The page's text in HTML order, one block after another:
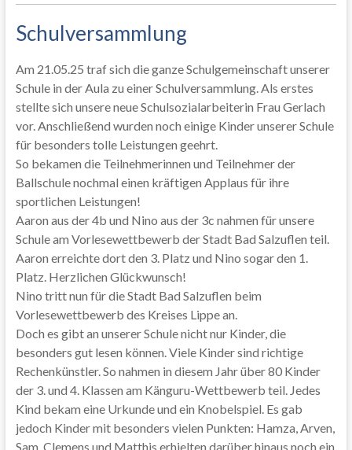
Schulversammlung
Am 21.05.25 traf sich die ganze Schulgemeinschaft unserer
Schule in der Aula zu einer Schulversammlung. Als erstes
stellte sich unsere neue Schulsozialarbeiterin Frau Gerlach
vor. Anschließend wurden noch einige Kinder unserer Schule
für besonders tolle Leistungen geehrt.
So bekamen die Teilnehmerinnen und Teilnehmer der
Ballschule nochmal einen kräftigen Applaus für ihre
sportlichen Leistungen!
Aaron aus der 4b und Nino aus der 3c nahmen für unsere
Schule am Vorlesewettbewerb der Stadt Bad Salzuflen teil.
Aaron erreichte dort den 3. Platz und Nino sogar den 1.
Platz. Herzlichen Glückwunsch!
Nino tritt nun für die Stadt Bad Salzuflen beim
Vorlesewettbewerb des Kreises Lippe an.
Doch es gibt an unserer Schule nicht nur Kinder, die
besonders gut lesen können. Viele Kinder sind richtige
Rechenkünstler. So nahmen in diesem Jahr über 80 Kinder
der 3. und 4. Klassen am Känguru-Wettbewerb teil. Jedes
Kind bekam eine Urkunde und ein Knobelspiel. Es gab
jedoch Kinder mit besonders vielen Punkten: Hamza, Arven,
Sam, Clemens und Matthis erhielten darüber hinaus noch ein